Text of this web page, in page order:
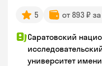
5 от 893 ₽
Саратовский
университет имени